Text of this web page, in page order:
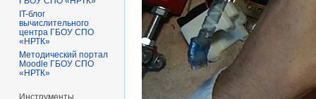
IT-блог
вычислительного
центра ГБОУ СПО
«НРТК»
Методический портал
Moodle ГБОУ СПО
«НРТК»